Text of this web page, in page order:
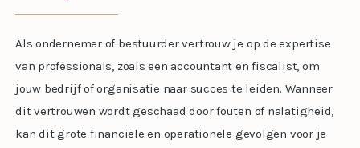
Als ondernemer of bestuurder vertrouw je op de expertise
van professionals, zoals een accountant en fiscalist, om
jouw bedrijf of organisatie naar succes te leiden. Wanneer
dit vertrouwen wordt geschaad door fouten of nalatigheid,
kan dit grote financiële en operationele gevolgen voor je